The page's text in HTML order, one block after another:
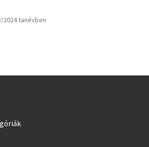
2024 tanévben